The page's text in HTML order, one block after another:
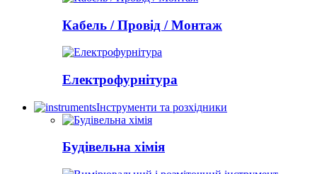
Кабель / Провід / Монтаж
Електрофурнітура
Інструменти та розхідники
Будівельна хімія